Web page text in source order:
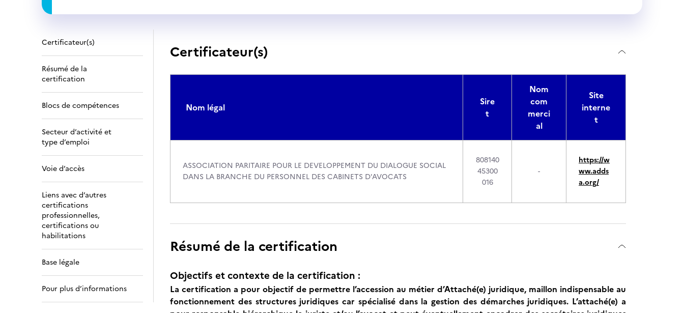
Certificateur(s)
Résumé de la
certification
Blocs de compétences
Secteur d’activité et
type d’emploi
Voie d’accès
Liens avec d’autres
certifications
professionnelles,
certifications ou
habilitations
Base légale
Pour plus d’informations
Certificateur(s)
Nom légal
Sire
t
Nom
com
merci
al
Site
interne
t
ASSOCIATION PARITAIRE POUR LE DEVELOPPEMENT DU DIALOGUE SOCIAL
DANS LA BRANCHE DU PERSONNEL DES CABINETS D'AVOCATS
808140
45300
016
-
https://w
ww.adds
a.org/
Résumé de la certification
Objectifs et contexte de la certification :
La certification a pour objectif de permettre l’accession au métier d’Attaché(e) juridique, maillon indispensable au
fonctionnement des structures juridiques car spécialisé dans la gestion des démarches juridiques. L’attaché(e) a